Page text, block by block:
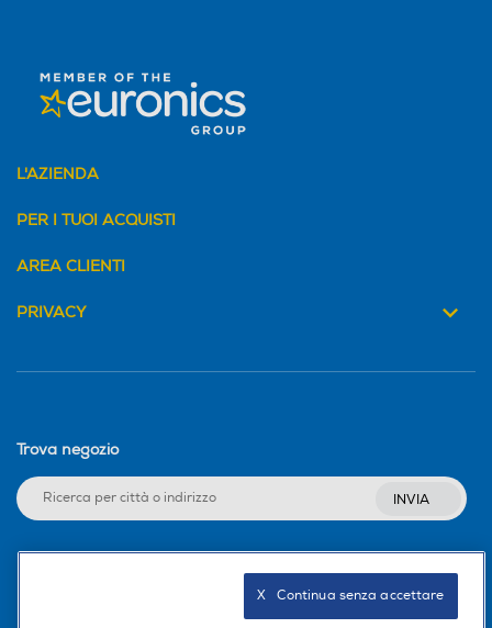
L'AZIENDA
PER I TUOI ACQUISTI
AREA CLIENTI
PRIVACY
Trova negozio
INVIA
X   Continua senza accettare